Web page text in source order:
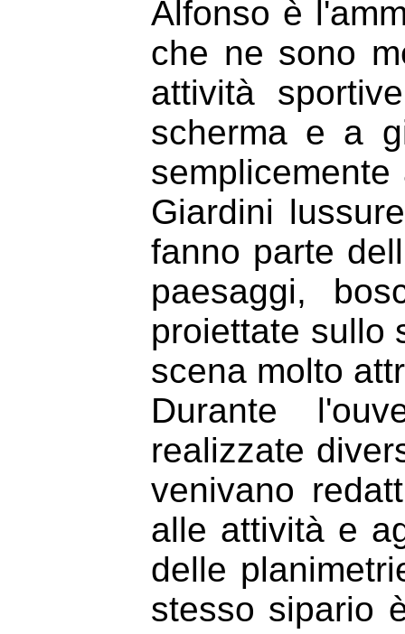
Alfonso è
che ne sono
attività
scherma e a
Giardini
fanno parte
paesaggi,
proiettate sullo
scena molto
Durante
realizzate
venivano
alle attività e
delle
stesso sipario